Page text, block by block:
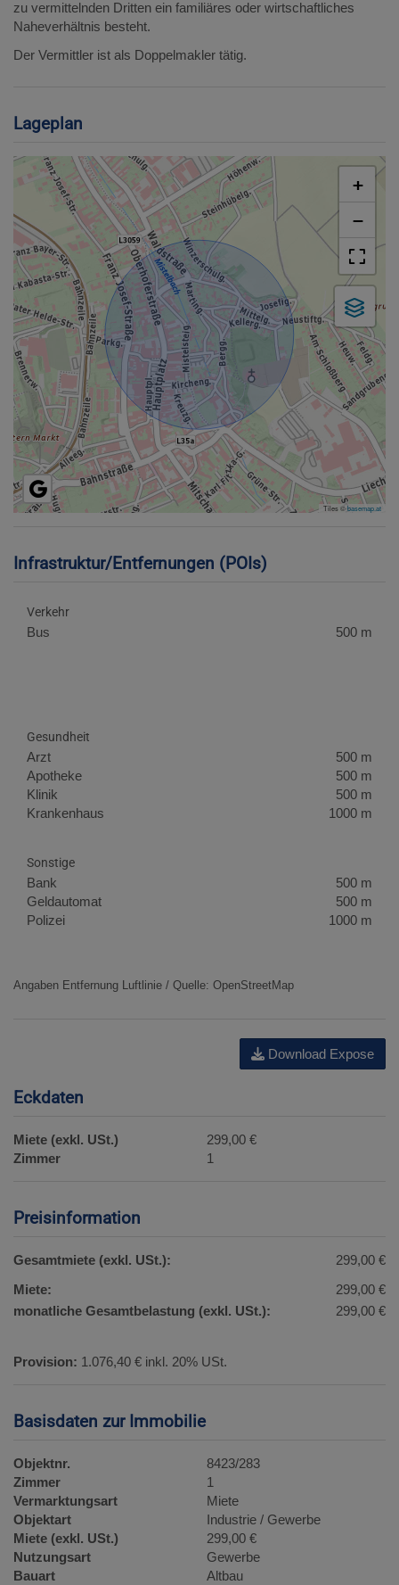
zu vermittelnden Dritten ein familiäres oder wirtschaftliches
Naheverhältnis besteht.
Der Vermittler ist als Doppelmakler tätig.
Lageplan
+
−
Tiles ©basemap.at
Infrastruktur/Entfernungen (POIs)
Verkehr
Bus 500 m
Gesundheit
Arzt
500 m
Apotheke
500 m
Klinik
500 m
Krankenhaus
1000 m
Sonstige
Bank
500 m
Geldautomat
500 m
Polizei
1000 m
Angaben Entfernung Luftlinie / Quelle: OpenStreetMap
Download Expose
Eckdaten
Miete (exkl. USt.)
299,00 €
Zimmer
1
Preisinformation
Gesamtmiete (exkl. USt.):
299,00 €
Miete:
299,00 €
monatliche Gesamtbelastung (exkl. USt.):
299,00 €
Provision: 1.076,40 € inkl. 20% USt.
Basisdaten zur Immobilie
Objektnr.
8423/283
Zimmer
1
Vermarktungsart
Miete
Objektart
Industrie / Gewerbe
Miete (exkl. USt.)
299,00 €
Nutzungsart
Gewerbe
Bauart
Altbau